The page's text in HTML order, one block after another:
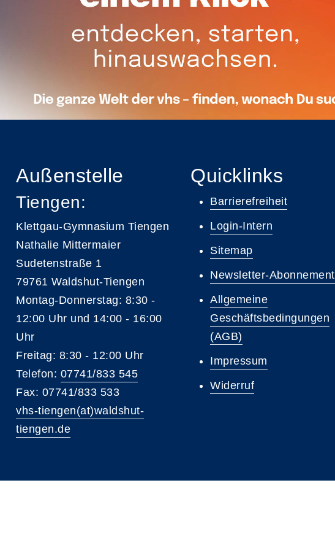
Außenstelle
Tiengen:
Klettgau-Gymnasium Tiengen
Nathalie Mittermaier
Sudetenstraße 1
79761 Waldshut-Tiengen
Montag-Donnerstag: 8:30 -
12:00 Uhr und 14:00 - 16:00
Uhr
Freitag: 8:30 - 12:00 Uhr
Telefon: 07741/833 545
Fax: 07741/833 533
vhs-tiengen(at)waldshut-
tiengen.de
Quicklinks
Barrierefreiheit
Login-Intern
Sitemap
Newsletter-Abonnement
Allgemeine
Geschäftsbedingungen
(AGB)
Impressum
Widerruf